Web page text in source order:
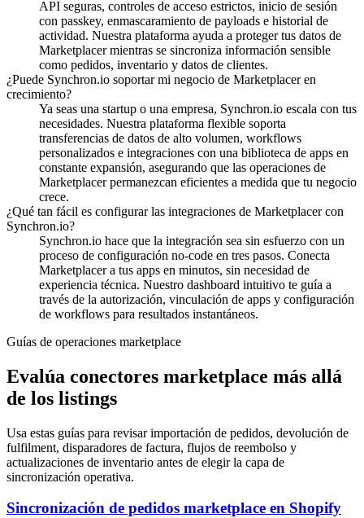
API seguras, controles de acceso estrictos, inicio de sesión
con passkey, enmascaramiento de payloads e historial de
actividad. Nuestra plataforma ayuda a proteger tus datos de
Marketplacer mientras se sincroniza información sensible
como pedidos, inventario y datos de clientes.
¿Puede Synchron.io soportar mi negocio de Marketplacer en
crecimiento?
Ya seas una startup o una empresa, Synchron.io escala con tus
necesidades. Nuestra plataforma flexible soporta
transferencias de datos de alto volumen, workflows
personalizados e integraciones con una biblioteca de apps en
constante expansión, asegurando que las operaciones de
Marketplacer permanezcan eficientes a medida que tu negocio
crece.
¿Qué tan fácil es configurar las integraciones de Marketplacer con
Synchron.io?
Synchron.io hace que la integración sea sin esfuerzo con un
proceso de configuración no-code en tres pasos. Conecta
Marketplacer a tus apps en minutos, sin necesidad de
experiencia técnica. Nuestro dashboard intuitivo te guía a
través de la autorización, vinculación de apps y configuración
de workflows para resultados instantáneos.
Guías de operaciones marketplace
Evalúa conectores marketplace más allá
de los listings
Usa estas guías para revisar importación de pedidos, devolución de
fulfilment, disparadores de factura, flujos de reembolso y
actualizaciones de inventario antes de elegir la capa de
sincronización operativa.
Sincronización de pedidos marketplace en Shopify